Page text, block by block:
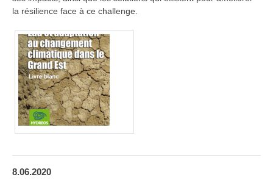
la résilience face à ce challenge.
8.06.2020